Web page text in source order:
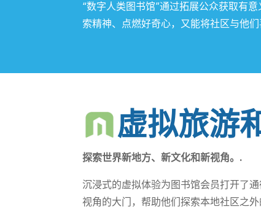
“数字人类图书馆”通过拓展公众获取有
索精神、点燃好奇心，又能将社区与他
虚拟旅游
探索世界新地方、新文化和新视角。.
沉浸式的虚拟体验为图书馆会员打开了
视角的大门，帮助他们探索本地社区之